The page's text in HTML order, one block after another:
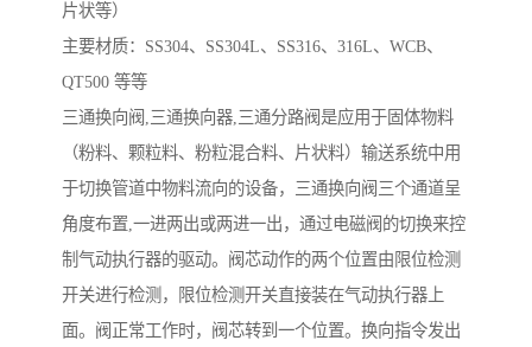
片状等）
主要材质：SS304、SS304L、SS316、316L、WCB、
QT500 等等
三通换向阀,三通换向器,三通分路阀是应用于固体物料
（粉料、颗粒料、粉粒混合料、片状料）输送系统中用
于切换管道中物料流向的设备，三通换向阀三个通道呈
角度布置,一进两出或两进一出，通过电磁阀的切换来控
制气动执行器的驱动。阀芯动作的两个位置由限位检测
开关进行检测，限位检测开关直接装在气动执行器上
面。阀正常工作时，阀芯转到一个位置。换向指令发出